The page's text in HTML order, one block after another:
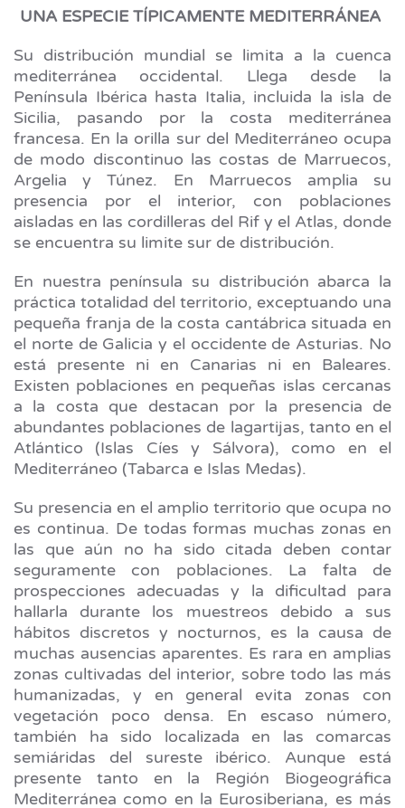
UNA ESPECIE TÍPICAMENTE MEDITERRÁNEA
Su distribución mundial se limita a la cuenca
mediterránea occidental. Llega desde la
Península Ibérica hasta Italia, incluida la isla de
Sicilia, pasando por la costa mediterránea
francesa. En la orilla sur del Mediterráneo ocupa
de modo discontinuo las costas de Marruecos,
Argelia y Túnez. En Marruecos amplia su
presencia por el interior, con poblaciones
aisladas en las cordilleras del Rif y el Atlas, donde
se encuentra su limite sur de distribución.
En nuestra península su distribución abarca la
práctica totalidad del territorio, exceptuando una
pequeña franja de la costa cantábrica situada en
el norte de Galicia y el occidente de Asturias. No
está presente ni en Canarias ni en Baleares.
Existen poblaciones en pequeñas islas cercanas
a la costa que destacan por la presencia de
abundantes poblaciones de lagartijas, tanto en el
Atlántico (Islas Cíes y Sálvora), como en el
Mediterráneo (Tabarca e Islas Medas).
Su presencia en el amplio territorio que ocupa no
es continua. De todas formas muchas zonas en
las que aún no ha sido citada deben contar
seguramente con poblaciones. La falta de
prospecciones adecuadas y la dificultad para
hallarla durante los muestreos debido a sus
hábitos discretos y nocturnos, es la causa de
muchas ausencias aparentes. Es rara en amplias
zonas cultivadas del interior, sobre todo las más
humanizadas, y en general evita zonas con
vegetación poco densa. En escaso número,
también ha sido localizada en las comarcas
semiáridas del sureste ibérico. Aunque está
presente tanto en la Región Biogeográfica
Mediterránea como en la Eurosiberiana, es más